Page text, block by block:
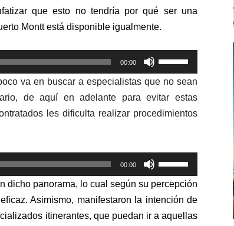
que esto no tendría por qué ser una
Montt está disponible igualmente.
00:00
las
teclas
de
flecha
aumentar
o
disminuir
va en buscar a especialistas que no sean
de aquí en adelante para evitar estas
les dificulta realizar procedimientos
00:00
las
teclas
de
flecha
dicho panorama, lo cual según su percepción
Asimismo, manifestaron la intención de
itinerantes, que puedan ir a aquellas